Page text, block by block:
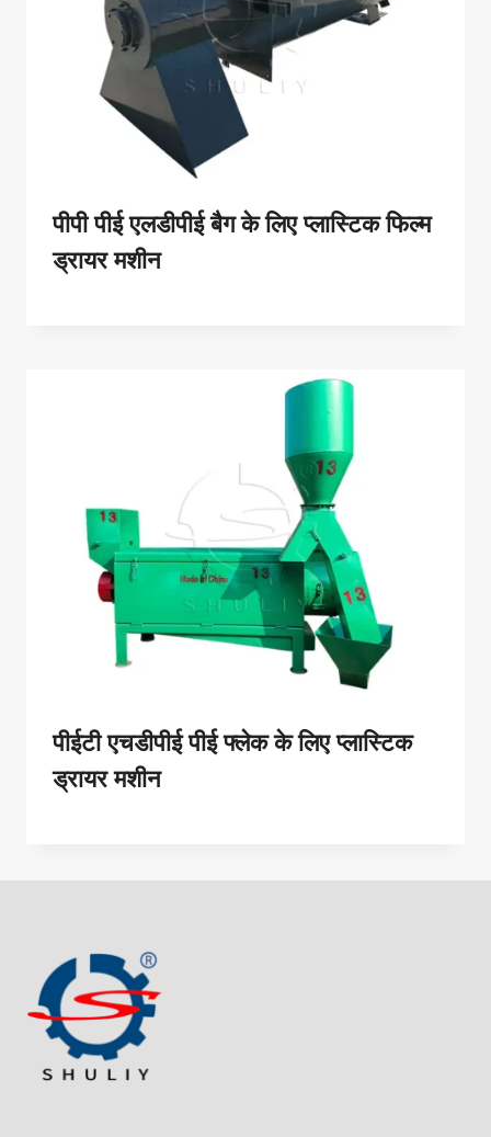
पीपी पीई एलडीपीई बैग के लिए प्लास्टिक फिल्म
ड्रायर मशीन
पीईटी एचडीपीई पीई फ्लेक के लिए प्लास्टिक
ड्रायर मशीन